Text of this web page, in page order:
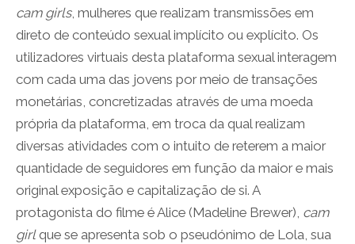
cam girls, mulheres que realizam transmissões em
direto de conteúdo sexual implícito ou explícito. Os
utilizadores virtuais desta plataforma sexual interagem
com cada uma das jovens por meio de transações
monetárias, concretizadas através de uma moeda
própria da plataforma, em troca da qual realizam
diversas atividades com o intuito de reterem a maior
quantidade de seguidores em função da maior e mais
original exposição e capitalização de si. A
protagonista do filme é Alice (Madeline Brewer), cam
girlque se apresenta sob o pseudónimo de Lola, sua